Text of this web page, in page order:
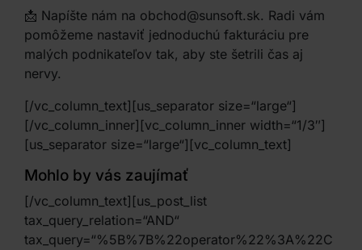
📩 Napíšte nám na obchod@sunsoft.sk. Radi vám
pomôžeme nastaviť jednoduchú fakturáciu pre
malých podnikateľov tak, aby ste šetrili čas aj
nervy.
[/vc_column_text][us_separator size=“large“]
[/vc_column_inner][vc_column_inner width=“1/3″]
[us_separator size=“large“][vc_column_text]
Mohlo by vás zaujímať
[/vc_column_text][us_post_list
tax_query_relation=“AND“
tax_query=“%5B%7B%22operator%22%3A%22C